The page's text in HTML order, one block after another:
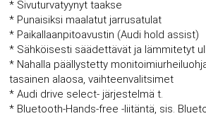
* Sivuturvatyynyt taakse
* Punaisiksi maalatut jarrusatulat
* Paikallaanpitoavustin (Audi hold assist)
* Sähköisesti säädettävät ja lämmitetyt
* Nahalla päällystetty
tasainen alaosa, vaihteenvalitsimet
* Audi drive select- järjestelmä t.
* Bluetooth-Hands-free -liitäntä, sis.